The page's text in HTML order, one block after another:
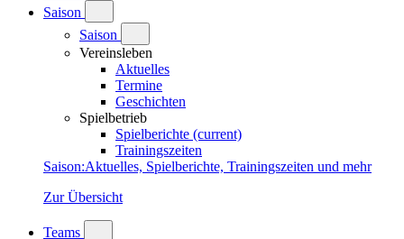
Saison
Saison
Vereinsleben
Aktuelles
Termine
Geschichten
Spielbetrieb
Spielberichte (current)
Trainingszeiten
Saison:Aktuelles, Spielberichte, Trainingszeiten und mehr
Zur Übersicht
Teams